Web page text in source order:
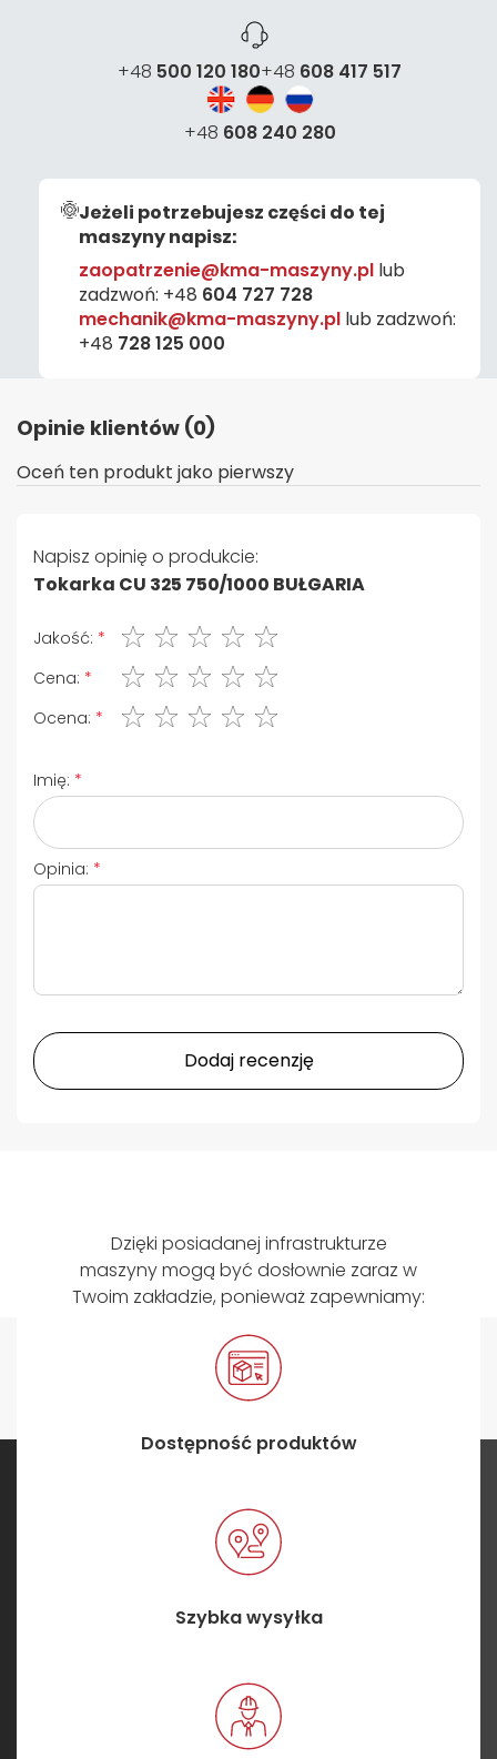
+48 500 120 180+48 608 417 517
+48 608 240 280
Jeżeli potrzebujesz części do tej
maszyny napisz:
zaopatrzenie@kma-maszyny.pl lub
zadzwoń: +48 604 727 728
mechanik@kma-maszyny.pl lub zadzwoń:
+48 728 125 000
Opinie klientów (0)
Oceń ten produkt jako pierwszy
Napisz opinię o produkcie:
Tokarka CU 325 750/1000 BUŁGARIA
Jakość:
1 gwiazdka
2 gwiazdki
3 gwiazdki4 gwiazdki
Cena:
1 gwiazdka
2 gwiazdki
3 gwiazdki4 gwiazdki
Ocena:
1 gwiazdka
2 gwiazdki
3 gwiazdki4 gwiazdki
Imię:
Opinia:
Dodaj recenzję
Dzięki posiadanej infrastrukturze
maszyny mogą być dosłownie zaraz w
Twoim zakładzie, ponieważ zapewniamy:
Dostępność produktów
Szybka wysyłka